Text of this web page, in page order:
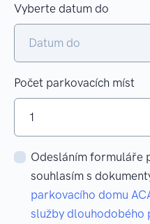
Vyberte datum do
Počet parkovacích míst
Odesláním formuláře
souhlasím s
parkovacího domu
služby dlouhodobého